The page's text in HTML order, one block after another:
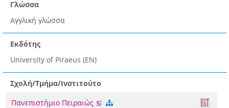
Γλώσσα
Αγγλική γλώσσα
Εκδότης
University of Piraeus (EN)
Σχολή/Τμήμα/Ινστιτούτο
Πανεπιστήμιο Πειραιώς